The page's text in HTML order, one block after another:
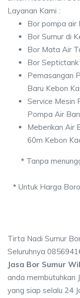
Layanan Kami :
Bor pompa air
Bor Sumur di
Bor Mata Air
Bor
Pemasangan
Baru Kebon
Service Mesin
Pompa Air
Meberikan Air
60m Kebon
*Tanpa
*Untuk Harga
Tirta Nadi Sumur
Seluruhnya
Jasa Bor Sumur
anda membutuhkan
yang siap selalu 24